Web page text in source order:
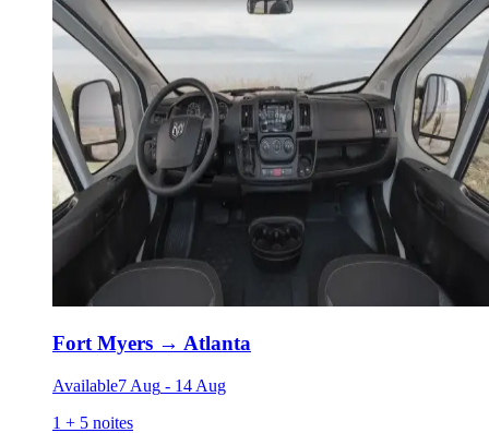
Fort Myers → Atlanta
Available7 Aug - 14 Aug
1 + 5 noites